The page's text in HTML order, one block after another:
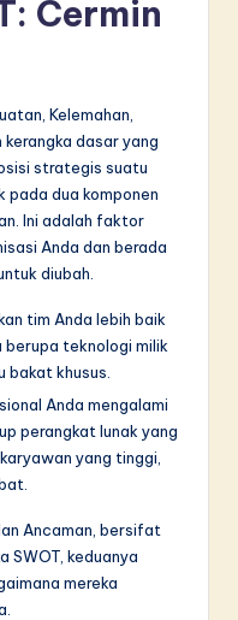
Cermin
Kelemahan,
kerangka dasar yang
strategis suatu
dua komponen
Ini adalah faktor
Anda dan berada
diubah.
tim Anda lebih baik
berupa teknologi milik
bakat khusus.
Anda mengalami
perangkat lunak yang
yang tinggi,
Ancaman, bersifat
SWOT, keduanya
mereka